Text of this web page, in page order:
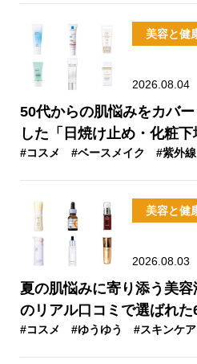
美容と健
2026.08.04
50代からの肌悩みをカバ
した「日焼け止め・化粧
#コスメ #ベースメイク #紫外線
美容と健
2026.08.03
夏の肌悩みに寄り添う美
のリアル口コミで選ばれ
#コスメ #ゆうゆう #スキンケア